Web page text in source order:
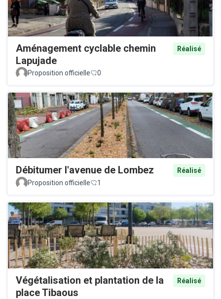
Aménagement cyclable chemin
Lapujade
Réalisé
Proposition officielle 0
Débitumer l'avenue de Lombez
Réalisé
Proposition officielle
1
Végétalisation et plantation de la
place Tibaous
Réalisé